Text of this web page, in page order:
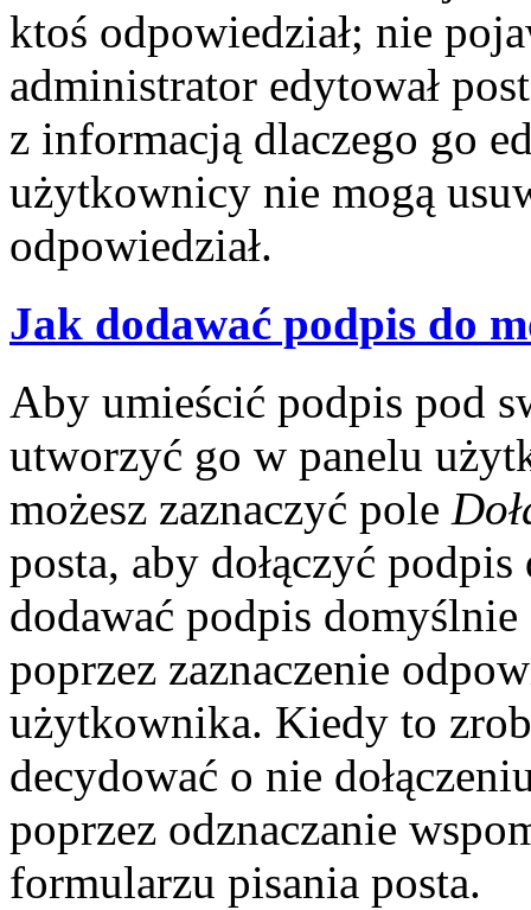
ktoś odpowiedział; nie
administrator edytował
z informacją dlaczego go
użytkownicy nie mogą
odpowiedział.
Jak dodawać podpis do
Aby umieścić podpis pod
utworzyć go w panelu
możesz zaznaczyć pole
posta, aby dołączyć
dodawać podpis
poprzez zaznaczenie
użytkownika. Kiedy to
decydować o nie
poprzez odznaczanie
formularzu pisania posta.